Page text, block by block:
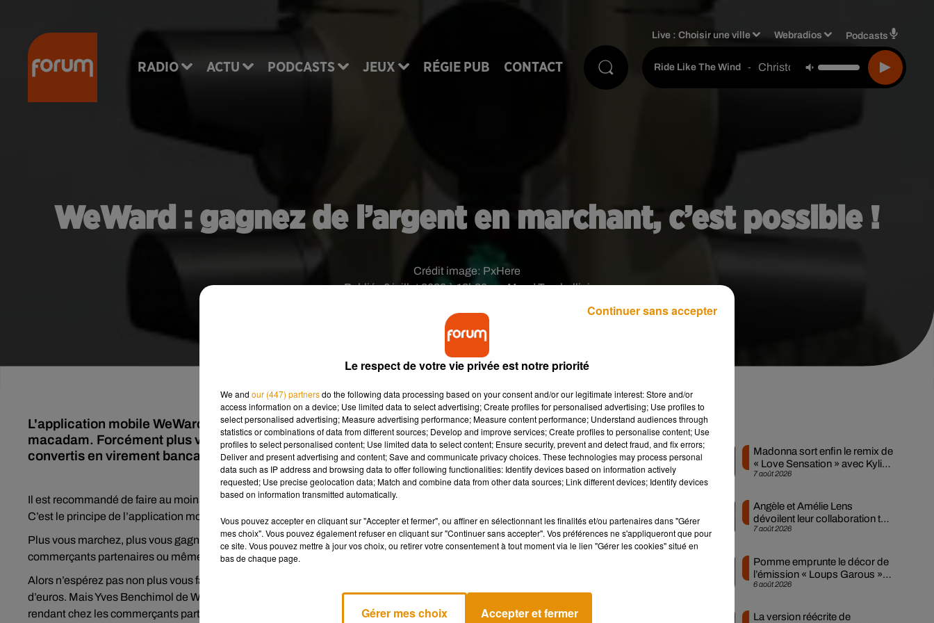
RADIO ACTU PODCASTS JEUX RÉGIE PUB CONTACT
Live :Choisir une ville Webradios Podcasts
Ride Like The Wind - Christopher Cross
WeWard : gagnez de l’argent en marchant, c’est possible !
Publié : 6 juillet 2020 à 13h30 par Maud Tambellini
Crédit image: PxHere
L'application mobile WeWard vous permet de gagner des points à chaque foulée faite sur le
macadam. Forcément plus vous marchez, plus vous collectez des points. Ils peuvent ensuite être
convertis en virement bancaire.
Il est recommandé de faire au moins 10 000 pas par jour pour rester en forme. Et si on vous récompensait pour y arriver ?
C’est le principe de l’application mobile WeWard
Plus vous marchez, plus vous gagnez des points. Ils peuvent ensuite être convertis en bon de réduction chez les
commerçants partenaires ou même directement en versement d’argent sur votre compte.
Alors n’espérez pas non plus vous faire un salaire. En général, pour les bons marcheurs, vous pouvez gagner une dizaine
d’euros. Mais Yves Benchimol de WeWard nous a confié que certaines personnes gagnent jusqu’à 200 euros par mois, en se
rendant chez les commerçants partenaires.
Musique
7 août 2026
Madonna sort enfin le remix de
« Love Sensation » avec Kylie
Minogue
7 août 2026
Angèle et Amélie Lens
dévoilent leur collaboration tant
attendue
6 août 2026
Pomme emprunte le décor de
l’émission « Loups Garous »
pour son...
La version réécrite de
Le respect de votre vie privée est notre priorité
We and our (447) partnersdo the following data processing based on your consent and/or our legitimate interest: Store and/or
access information on a device; Use limited data to select advertising; Create profiles for personalised advertising; Use profiles to
select personalised advertising; Measure advertising performance; Measure content performance; Understand audiences through
statistics or combinations of data from different sources; Develop and improve services; Create profiles to personalise content; Use
profiles to select personalised content; Use limited data to select content; Ensure security, prevent and detect fraud, and fix errors;
Deliver and present advertising and content; Save and communicate privacy choices. These technologies may process personal
data such as IP address and browsing data to offer following functionalities: Identify devices based on information actively
requested; Use precise geolocation data; Match and combine data from other data sources; Link different devices; Identify devices
based on information transmitted automatically.
Vous pouvez accepter en cliquant sur "Accepter et fermer", ou affiner en sélectionnant les finalités et/ou partenaires dans "Gérer
mes choix". Vous pouvez également refuser en cliquant sur "Continuer sans accepter". Vos préférences ne s'appliqueront que pour
ce site. Vous pouvez mettre à jour vos choix, ou retirer votre consentement à tout moment via le lien "Gérer les cookies" situé en
bas de chaque page.
Gérer mes choix Accepter et fermer
Continuer sans accepter